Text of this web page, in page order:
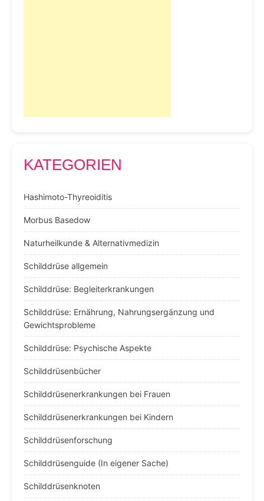
KATEGORIEN
Hashimoto-Thyreoiditis
Morbus Basedow
Naturheilkunde & Alternativmedizin
Schilddrüse allgemein
Schilddrüse: Begleiterkrankungen
Schilddrüse: Ernährung, Nahrungsergänzung und
Gewichtsprobleme
Schilddrüse: Psychische Aspekte
Schilddrüsenbücher
Schilddrüsenerkrankungen bei Frauen
Schilddrüsenerkrankungen bei Kindern
Schilddrüsenforschung
Schilddrüsenguide (In eigener Sache)
Schilddrüsenknoten